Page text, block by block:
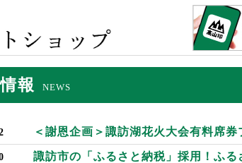
報 NEWS
＜謝恩企画＞諏訪湖花火大会有料席券
諏訪市の「ふるさと納税」採用！ふ